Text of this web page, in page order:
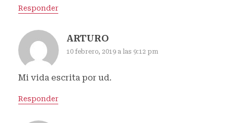
Responder
ARTURO
10 febrero, 2019 a las 9:12 pm
Mi vida escrita por ud.
Responder